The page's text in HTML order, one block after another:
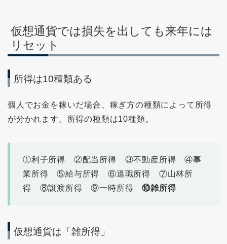
仮想通貨では損失を出しても来年には
リセット
所得は10種類ある
個人でお金を稼いだ場合、稼ぎ方の種類によって所得
が分かれます。所得の種類は10種類。
①利子所得 ②配当所得 ③不動産所得 ④事
業所得 ⑤給与所得 ⑥退職所得 ⑦山林所
得 ⑧譲渡所得 ⑨一時所得⑩雑所得
仮想通貨は「雑所得」